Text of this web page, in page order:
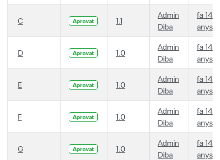
C Aprovat 1.1
Admin
Diba
fa 14
anys
D Aprovat 1.0
Admin
Diba
fa 14
anys
E Aprovat 1.0
Admin
Diba
fa 14
anys
F Aprovat 1.0
Admin
Diba
fa 14
anys
G Aprovat 1.0
Admin
Diba
fa 14
anys